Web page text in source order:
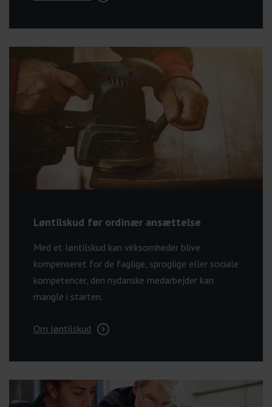
Løntilskud før ordinær ansættelse
Med et løntilskud kan virksomheder blive
kompenseret for de faglige, sproglige eller sociale
kompetencer, den nydanske medarbejder kan
mangle i starten.
Om løntilskud